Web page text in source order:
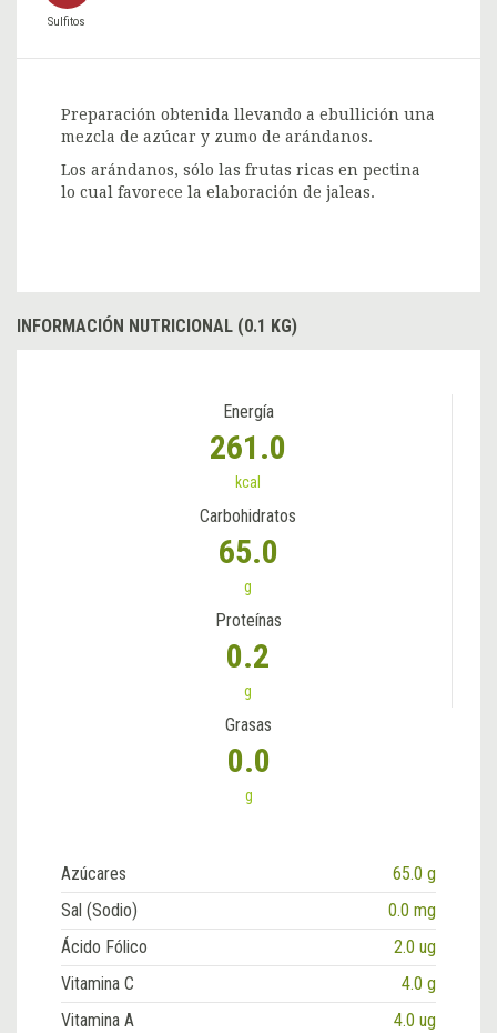
Sulfitos
Preparación obtenida llevando a ebullición una
mezcla de azúcar y zumo de arándanos.
Los arándanos, sólo las frutas ricas en pectina
lo cual favorece la elaboración de jaleas.
INFORMACIÓN NUTRICIONAL (0.1 KG)
Energía
261.0
kcal
Carbohidratos
65.0
g
Proteínas
0.2
g
Grasas
0.0
g
Azúcares
65.0 g
Sal (Sodio)
0.0 mg
Ácido Fólico
2.0 ug
Vitamina C
4.0 g
Vitamina A
4.0 ug